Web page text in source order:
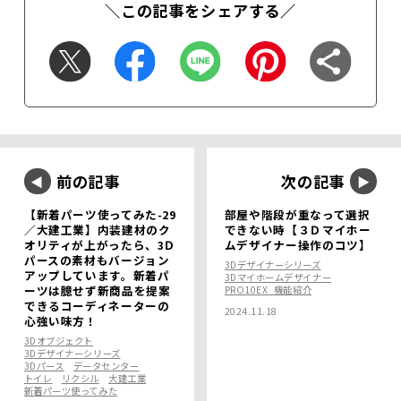
＼この記事をシェアする／
前の記事
【新着パーツ使ってみた-29
／大建工業】内装建材のク
オリティが上がったら、3Ｄ
パースの素材もバージョン
アップしています。新着パ
ーツは臆せず新商品を提案
できるコーディネーターの
心強い味方！
3Dオブジェクト
3Dデザイナーシリーズ
3Dパース
データセンター
トイレ
リクシル
大建工業
新着パーツ使ってみた
次の記事
部屋や階段が重なって選択
できない時【３Ｄマイホー
ムデザイナー操作のコツ】
3Dデザイナーシリーズ
3Dマイホームデザイナー
PRO10EX_機能紹介
2024.11.18